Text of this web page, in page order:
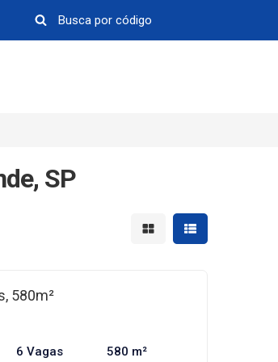
SP
Mostrar resultados em
Mostrar
580m²
6 Vagas 580 m²